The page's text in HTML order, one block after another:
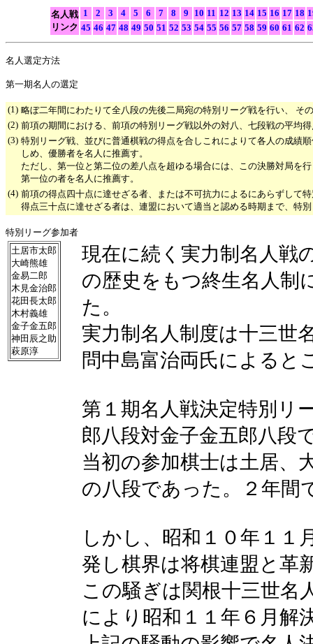
名人戦
リンク
1 2 3 4 5 6 7 8 9 10 11 12 13 14 15 16 17 18
45 46 47 48 49 50 51 52 53 54 55 56 57 58 59 60 61 62
名人選定方法
第一期名人の選定
(1) 略ぼ二年間にわたりて全八段の先後二局宛の特別リーグ戦を行い、
(2) 前項の期間における、前項の特別リーグ戦以外の対八、七段戦の平均
(3) 特別リーグ戦、並びに普通棋戦の得点を合しこれによりて各人の成績
しめ、優勝者を名人に推薦す。
ただし、第一位と第二位の差八点を超ゆる場合には、この決勝対局を
第一位の者を名人に推薦す。
(4) 前項の得点四十点に達せざる者、または不可抗力によるにあらずして
得点三十点に達せざる者は、連盟において適当と認める時期まで、特
特別リーグ参加者
土居市太郎
大崎熊雄
金易二郎
木見金治郎
花田長太郎
木村義雄
金子金五郎
神田辰之助
萩原淳
現在に続く実力制名人戦
の歴史をもつ終生名人制
た。
実力制名人制度は十三世
問中島富治両氏によると
第１期名人戦決定特別リ
郎八段対金子金五郎八段
当初の参加棋士は土居、
の八段であった。２年間
しかし、昭和１０年１１
発し棋界は将棋連盟と革
この騒ぎは関根十三世名
により昭和１１年６月解